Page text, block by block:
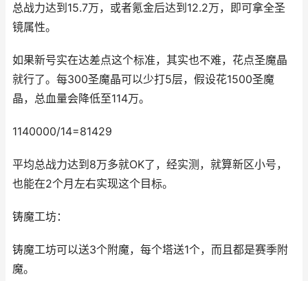
总战力达到15.7万，或者氪金后达到12.2万，即可拿全圣
镜属性。
如果新号实在达差点这个标准，其实也不难，花点圣魔晶
就行了。每300圣魔晶可以少打5层，假设花1500圣魔
晶，总血量会降低至114万。
1140000/14=81429
平均总战力达到8万多就OK了，经实测，就算新区小号，
也能在2个月左右实现这个目标。
铸魔工坊：
铸魔工坊可以送3个附魔，每个塔送1个，而且都是赛季附
魔。